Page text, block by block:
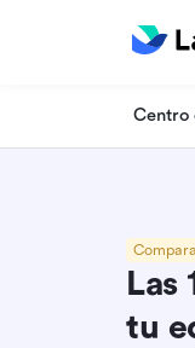
Centro
Las
tu